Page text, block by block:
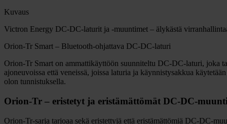
Kuvaus
Victron Energy DC-DC-laturit ja -muuntimet – älykästä
Orion-Tr Smart – Bluetooth-ohjattava DC-DC-laturi
Orion-Tr Smart on ammattikäyttöön suunniteltu DC-DC-laturi, joka
ajoneuvoissa että veneissä, joissa laturia ja käynnistysakkua
olon tunnistuksella.
Orion-Tr – eristetyt ja eristämättömät DC-DC-
Orion-Tr-sarja tarjoaa sekä eristettyjä että eristämättömiä DC-DC-